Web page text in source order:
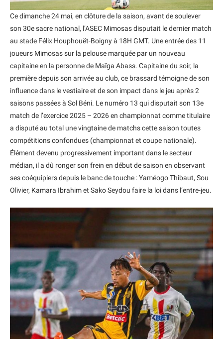
Ce dimanche 24 mai, en clôture de la saison, avant de soulever
son 30e sacre national, l’ASEC Mimosas disputait le dernier match
au stade Félix Houphouët-Boigny à 18H GMT. Une entrée des 11
joueurs Mimosas sur la pelouse marquée par un nouveau
capitaine en la personne de Maïga Abass. Capitaine du soir, la
première depuis son arrivée au club, ce brassard témoigne de son
influence dans le vestiaire et de son impact dans le jeu après 2
saisons passées à Sol Béni. Le numéro 13 qui disputait son 13e
match de l’exercice 2025 – 2026 en championnat comme titulaire
a disputé au total une vingtaine de matchs cette saison toutes
compétitions confondues (championnat et coupe nationale).
Élément devenu progressivement important dans le secteur
médian, il a dû ronger son frein en début de saison en observant
ses coéquipiers depuis le banc de touche : Yaméogo Thibaut, Sou
Olivier, Kamara Ibrahim et Sako Seydou faire la loi dans l’entre-jeu.